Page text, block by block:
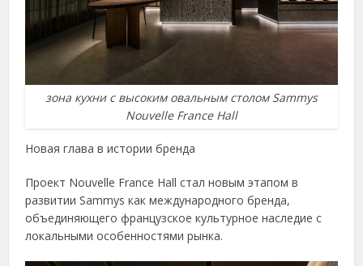
зона кухни с высоким овальным столом Sammys
Nouvelle France Hall
Новая глава в истории бренда
Проект Nouvelle France Hall стал новым этапом в
развитии Sammys как международного бренда,
объединяющего французское культурное наследие с
локальными особенностями рынка.